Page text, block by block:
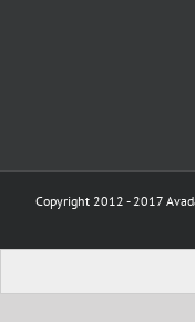
Copyright 2012 - 2017